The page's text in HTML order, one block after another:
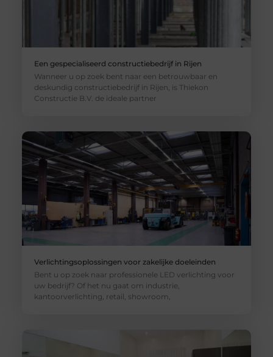
Een gespecialiseerd constructiebedrijf in Rijen
Wanneer u op zoek bent naar een betrouwbaar en
deskundig constructiebedrijf in Rijen, is Thiekon
Constructie B.V. de ideale partner
Verlichtingsoplossingen voor zakelijke doeleinden
Bent u op zoek naar professionele LED verlichting voor
uw bedrijf? Of het nu gaat om industrie,
kantoorverlichting, retail, showroom,